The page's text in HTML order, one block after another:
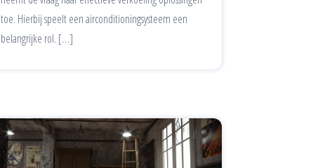
toe. Hierbij speelt een airconditioningsysteem een
belangrijke rol. […]